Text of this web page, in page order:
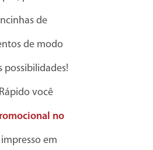
de
de modo
possibilidades!
você
no
impresso em